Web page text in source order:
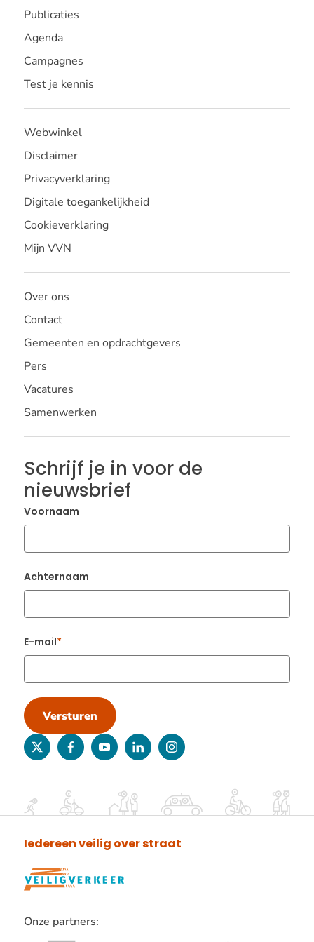
Publicaties
Agenda
Campagnes
Test je kennis
Webwinkel
Disclaimer
Privacyverklaring
Digitale toegankelijkheid
Cookieverklaring
Mijn VVN
Over ons
Contact
Gemeenten en opdrachtgevers
Pers
Vacatures
Samenwerken
Schrijf je in voor de
nieuwsbrief
Voornaam
Achternaam
E-mail
Versturen
twitterfacebookyoutubelinkedininstagram
Iedereen veilig over straat
Onze partners: